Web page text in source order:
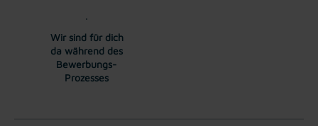
Wir sind für dich
da während des
Bewerbungs-
Prozesses